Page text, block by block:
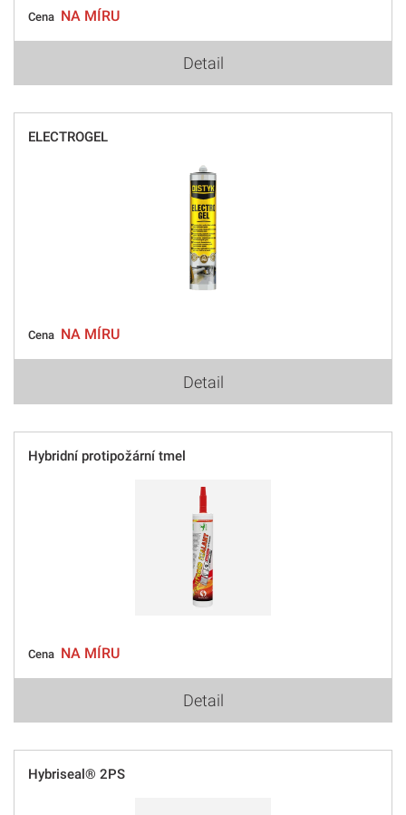
Cena NA MÍRU
Detail
ELECTROGEL
Cena NA MÍRU
Detail
Hybridní protipožární tmel
Cena NA MÍRU
Detail
Hybriseal® 2PS